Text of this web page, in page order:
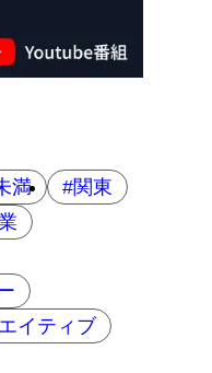
満
関東
イティブ